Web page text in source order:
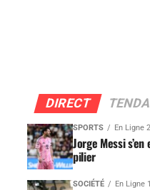
DIRECT
SPORTS En Ligne
Jorge Messi
pilier
SOCIÉTÉ En Ligne